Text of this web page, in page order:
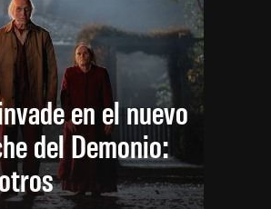
en el nuevo
del Demonio: